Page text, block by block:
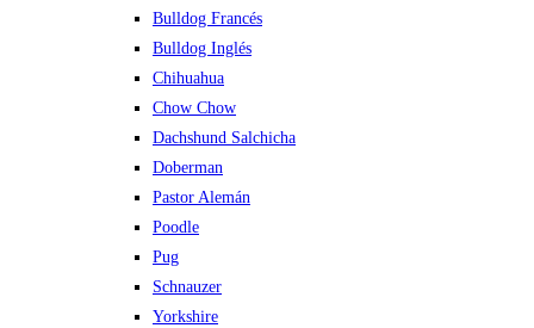
Bulldog Francés
Bulldog Inglés
Chihuahua
Chow Chow
Dachshund Salchicha
Doberman
Pastor Alemán
Poodle
Pug
Schnauzer
Yorkshire